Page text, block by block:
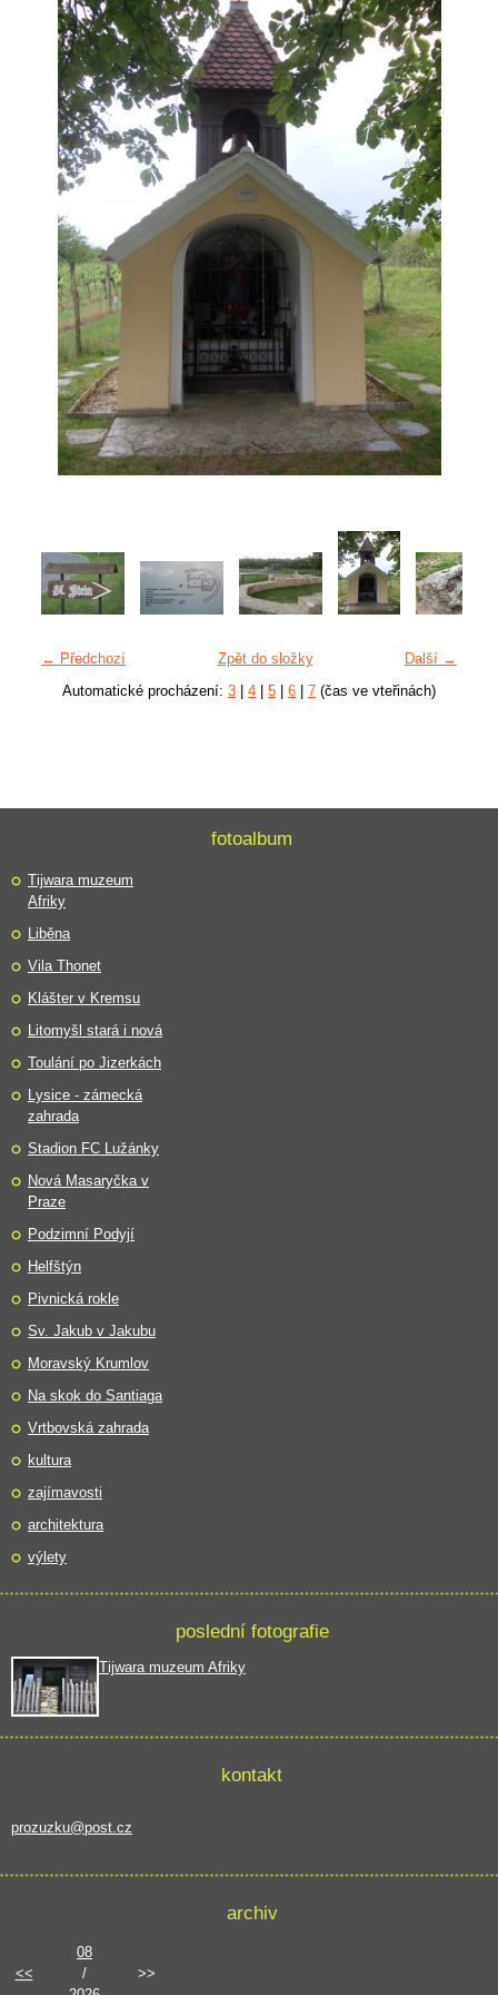
← Předchozí Další →
Zpět do složky
Automatické procházení: 3 4 5 6 7 (čas ve vteřinách)
fotoalbum
Tijwara muzeum
Afriky
Liběna
Vila Thonet
Klášter v Kremsu
Litomyšl stará i nová
Toulání po Jizerkách
Lysice - zámecká
zahrada
Stadion FC Lužánky
Nová Masaryčka v
Praze
Podzimní Podyjí
Helfštýn
Pivnická rokle
Sv. Jakub v Jakubu
Moravský Krumlov
Na skok do Santiaga
Vrtbovská zahrada
kultura
zajímavosti
architektura
výlety
poslední fotografie
Tijwara muzeum Afriky
kontakt
prozuzku@post.cz
archiv
<<
08
/
>>